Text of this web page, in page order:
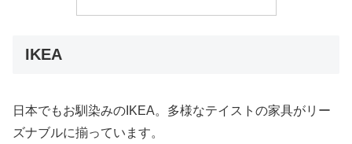
IKEA
日本でもお馴染みのIKEA。多様なテイストの家具がリー
ズナブルに揃っています。